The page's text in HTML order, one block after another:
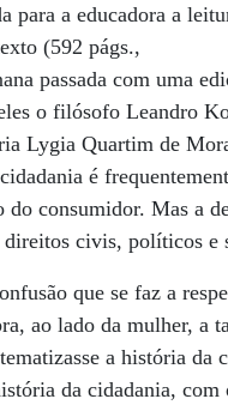
para a educadora a
(592 págs.,
passada com uma
o filósofo Leandro
Lygia Quartim de
é
consumidor. Mas a
civis, políticos e
que se faz a
ao lado da mulher, a
a história da
da cidadania, com